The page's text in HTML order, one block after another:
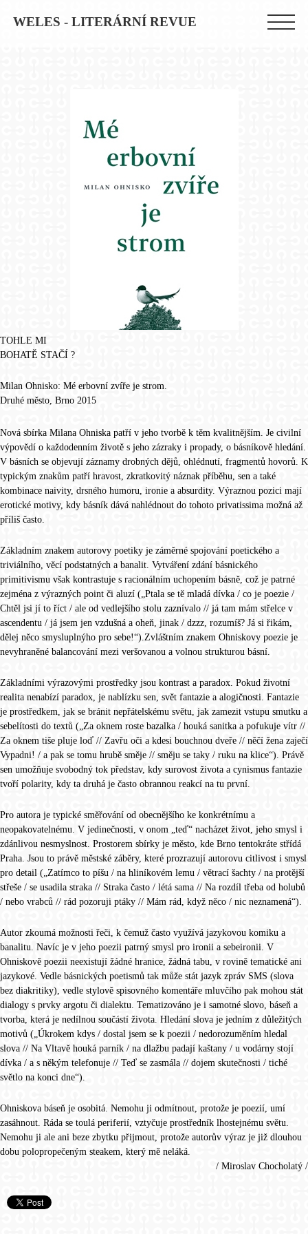
WELES - LITERÁRNÍ REVUE
TOHLE MI
BOHATĚ STAČÍ ?
Milan Ohnisko: Mé erbovní zvíře je strom.
Druhé město, Brno 2015
Nová sbírka Milana Ohniska patří v jeho tvorbě k těm kvalitnějším. Je civilní
výpovědí o každodenním životě s jeho zázraky i propady, o básníkově hledání.
V básních se objevují záznamy drobných dějů, ohlédnutí, fragmentů hovorů. K
typickým znakům patří hravost, zkratkovitý náznak příběhu, sen a také
kombinace naivity, drsného humoru, ironie a absurdity. Výraznou pozici mají
erotické motivy, kdy básník dává nahlédnout do tohoto privatissima možná až
příliš často.
Základním znakem autorovy poetiky je záměrné spojování poetického a
triviálního, věcí podstatných a banalit. Vytváření zdání básnického
primitivismu však kontrastuje s racionálním uchopením básně, což je patrné
zejména z výrazných point či aluzí („Ptala se tě mladá dívka / co je poezie /
Chtěl jsi jí to říct / ale od vedlejšího stolu zaznívalo // já tam mám střelce v
ascendentu / já jsem jen vzdušná a oheň, jinak / dzzz, rozumíš? Já si řikám,
dělej něco smysluplnýho pro sebe!“).Zvláštním znakem Ohniskovy poezie je
nevyhraněné balancování mezi veršovanou a volnou strukturou básní.
Základními výrazovými prostředky jsou kontrast a paradox. Pokud životní
realita nenabízí paradox, je nablízku sen, svět fantazie a alogičnosti. Fantazie
je prostředkem, jak se bránit nepřátelskému světu, jak zamezit vstupu smutku a
sebelítosti do textů („Za oknem roste bazalka / houká sanitka a pofukuje vítr //
Za oknem tiše pluje loď // Zavřu oči a kdesi bouchnou dveře // něčí žena zaječí
Vypadni! / a pak se tomu hrubě směje // směju se taky / ruku na klice“). Právě
sen umožňuje svobodný tok představ, kdy surovost života a cynismus fantazie
tvoří polarity, kdy ta druhá je často obrannou reakcí na tu první.
Pro autora je typické směřování od obecnějšího ke konkrétnímu a
neopakovatelnému. V jedinečnosti, v onom „teď“ nacházet život, jeho smysl i
zdánlivou nesmyslnost. Prostorem sbírky je město, kde Brno tentokráte střídá
Praha. Jsou to právě městské záběry, které prozrazují autorovu citlivost i smysl
pro detail („Zatímco to píšu / na hliníkovém lemu / větrací šachty / na protější
střeše / se usadila straka // Straka často / létá sama // Na rozdíl třeba od holubů
/ nebo vrabců // rád pozoruji ptáky // Mám rád, když něco / nic neznamená“).
Autor zkoumá možnosti řeči, k čemuž často využívá jazykovou komiku a
banalitu. Navíc je v jeho poezii patrný smysl pro ironii a sebeironii. V
Ohniskově poezii neexistují žádné hranice, žádná tabu, v rovině tematické ani
jazykové. Vedle básnických poetismů tak může stát jazyk zpráv SMS (slova
bez diakritiky), vedle stylově spisovného komentáře mluvčího pak mohou stát
dialogy s prvky argotu či dialektu. Tematizováno je i samotné slovo, báseň a
tvorba, která je nedílnou součástí života. Hledání slova je jedním z důležitých
motivů („Úkrokem kdys / dostal jsem se k poezii / nedorozuměním hledal
slova // Na Vltavě houká parník / na dlažbu padají kaštany / u vodárny stojí
dívka / a s někým telefonuje // Teď se zasmála // dojem skutečnosti / tiché
světlo na konci dne“).
Ohniskova báseň je osobitá. Nemohu ji odmítnout, protože je poezií, umí
zasáhnout. Ráda se toulá periferií, vztyčuje prostředník lhostejnému světu.
Nemohu ji ale ani beze zbytku přijmout, protože autorův výraz je již dlouhou
dobu polopropečeným steakem, který mě neláká.
/ Miroslav Chocholatý /